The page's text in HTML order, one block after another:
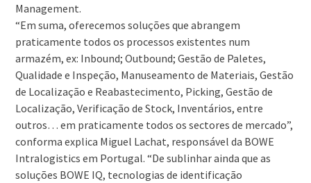
Management.
“Em suma, oferecemos soluções que abrangem
praticamente todos os processos existentes num
armazém, ex: Inbound; Outbound; Gestão de Paletes,
Qualidade e Inspeção, Manuseamento de Materiais, Gestão
de Localização e Reabastecimento, Picking, Gestão de
Localização, Verificação de Stock, Inventários, entre
outros… em praticamente todos os sectores de mercado”,
conforma explica Miguel Lachat, responsável da BOWE
Intralogistics em Portugal. “De sublinhar ainda que as
soluções BOWE IQ, tecnologias de identificação